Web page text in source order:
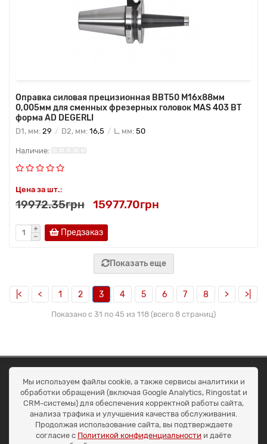
Оправка силовая прецизионная BBT50 M16x88мм
0,005мм для сменных фрезерных головок MAS 403 BT
форма AD DEGERLI
D1, мм: 29 D2, мм: 16,5 L, мм: 50
Цена за шт.:
19972.35грн 15977.70грн
Предзаказ
Показать еще
|< < 1 2 3 4 5 6 7 8 > >|
Показано с 31 по 45 из 118 (всего 8 страниц)
ОКЕАН ТРЕЙД
Договір публичної оферти
Доставка та оплата
Наші контакти
Умови повернення
+38 (099) 452-20-02
Мы используем файлы cookie, а также сервисы аналитики и
обработки обращений (включая Google Analytics, Ringostat и
CRM-системы) для обеспечения корректной работы сайта,
анализа трафика и улучшения качества обслуживания.
Продолжая использование сайта, вы подтверждаете
согласие с Политикой конфиденциальности и даёте